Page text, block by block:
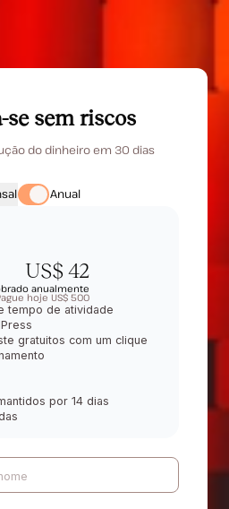
se sem riscos
do dinheiro em 30 dias
Anual
US$ 42
anualmente
hoje US$ 500
tempo de atividade
gratuitos com um clique
por 14 dias